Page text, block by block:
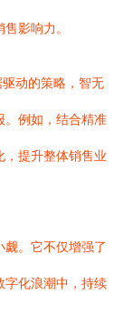
影响力。
动的策略，智无
。例如，结合精准
，提升整体销售业
。它不仅增强了
字化浪潮中，持续